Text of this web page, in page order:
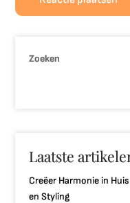
Zoeken
Laatste
Creëer Harmonie in
en Styling